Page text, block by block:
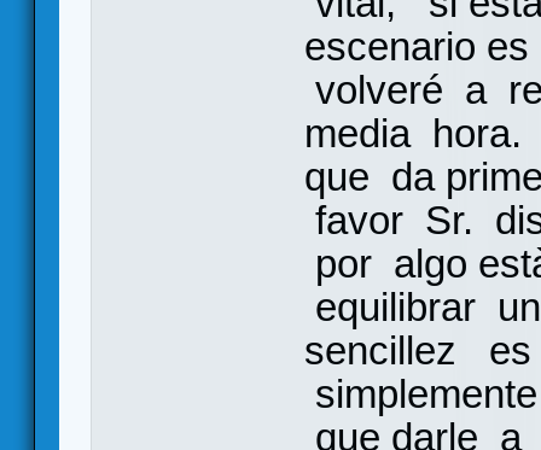
escenario
volveré a
media
que da
favor Sr.
por algo
equilibrar
sencillez
que darle a